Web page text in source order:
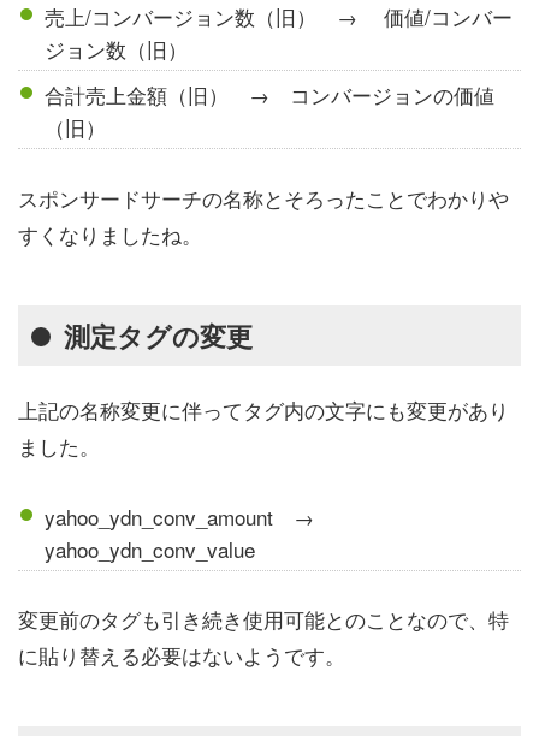
売上/コンバージョン数（旧） → 価値/コンバー
ジョン数（旧）
合計売上金額（旧） → コンバージョンの価値
（旧）
スポンサードサーチの名称とそろったことでわかりや
すくなりましたね。
測定タグの変更
上記の名称変更に伴ってタグ内の文字にも変更があり
ました。
yahoo_ydn_conv_amount →
yahoo_ydn_conv_value
変更前のタグも引き続き使用可能とのことなので、特
に貼り替える必要はないようです。